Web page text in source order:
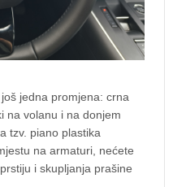
jedna promjena: crna
na volanu i na donjem
tzv. piano plastika
na armaturi, nećete
i skupljanja prašine